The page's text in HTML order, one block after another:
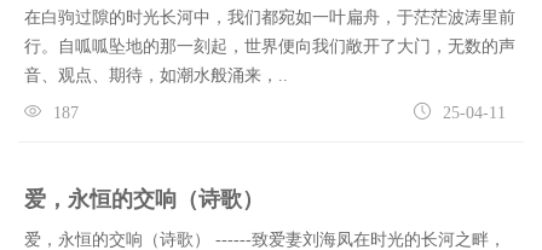
在白驹过隙的时光长河中，我们都宛如一叶扁舟，于茫茫波涛里前
行。自呱呱坠地的那一刻起，世界便向我们敞开了大门，无数的声
音、观点、期待，如潮水般涌来，..
187 25-04-11
爱，永恒的交响（诗歌）
爱，永恒的交响（诗歌） ------致爱妻刘海凤在时光的长河之畔，